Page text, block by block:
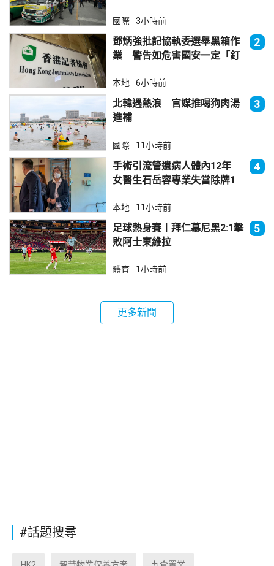
國際 3小時前
鄧炳強批記協執委選舉黑箱作
業 警告如危害國安一定「釘
2
本地 6小時前
北韓遇熱浪 官媒推喝狗肉湯
進補
3
國際 11小時前
手術引流管遺病人體內12年
女醫生石岳容專業失當除牌1
4
本地 11小時前
足球熱身賽丨拜仁慕尼黑2:1擊
敗阿士東維拉
5
體育 1小時前
更多新聞
#話題搜尋